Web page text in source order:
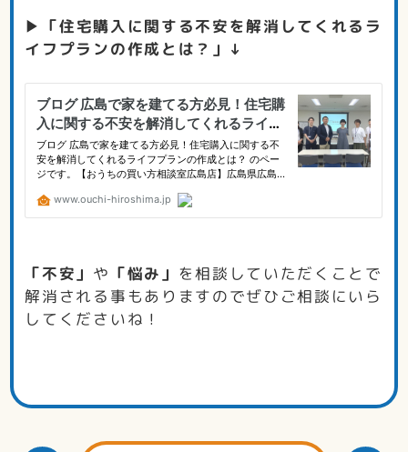
▶ 「住宅購入に関する不安を解消してくれるラ
イフプランの作成とは？」↓
「不安」 や 「悩み」 を相談していただくことで
解消される事もありますのでぜひご相談にいら
してくださいね！